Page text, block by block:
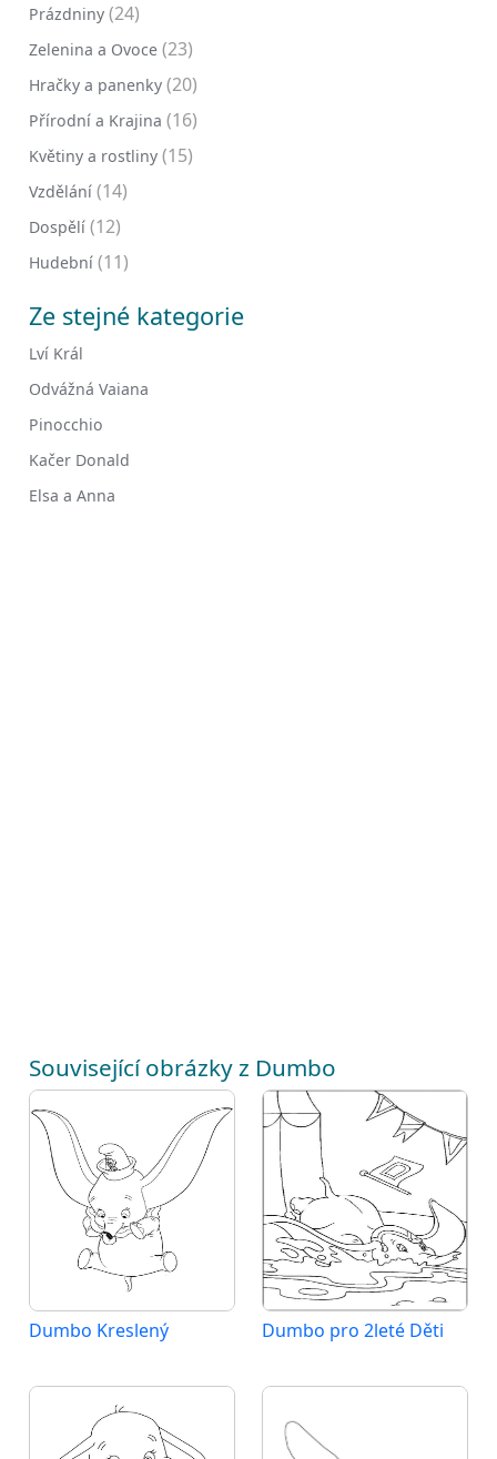
Prázdniny (24)
Zelenina a Ovoce (23)
Hračky a panenky (20)
Přírodní a Krajina (16)
Květiny a rostliny (15)
Vzdělání (14)
Dospělí (12)
Hudební (11)
Ze stejné kategorie
Lví Král
Odvážná Vaiana
Pinocchio
Kačer Donald
Elsa a Anna
Související obrázky z Dumbo
Dumbo Kreslený Dumbo pro 2leté Děti